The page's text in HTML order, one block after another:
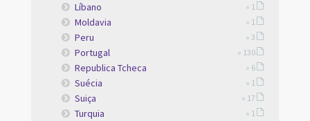
Líbano » 1
Moldavia » 1
Peru » 3
Portugal » 130
Republica Tcheca » 6
Suécia » 1
Suiça » 17
Turquia » 1